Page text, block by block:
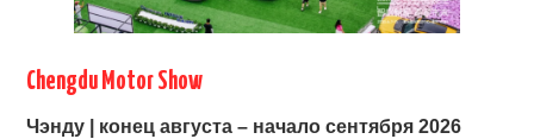
Chengdu Motor Show
Чэнду | конец августа – начало сентября 2026